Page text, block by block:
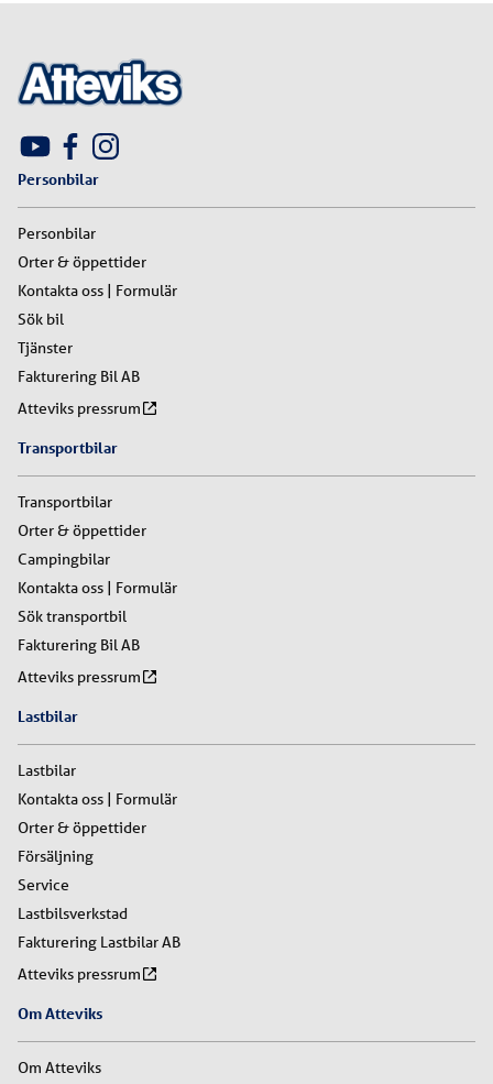
Personbilar
Personbilar
Orter & öppettider
Kontakta oss | Formulär
Sök bil
Tjänster
Fakturering Bil AB
Atteviks pressrum
Transportbilar
Transportbilar
Orter & öppettider
Campingbilar
Kontakta oss | Formulär
Sök transportbil
Fakturering Bil AB
Atteviks pressrum
Lastbilar
Lastbilar
Kontakta oss | Formulär
Orter & öppettider
Försäljning
Service
Lastbilsverkstad
Fakturering Lastbilar AB
Atteviks pressrum
Om Atteviks
Om Atteviks